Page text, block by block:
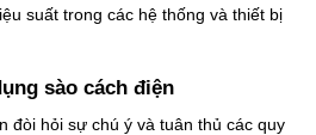
suất trong các hệ thống và thiết bị
sào cách điện
đòi hỏi sự chú ý và tuân thủ các quy